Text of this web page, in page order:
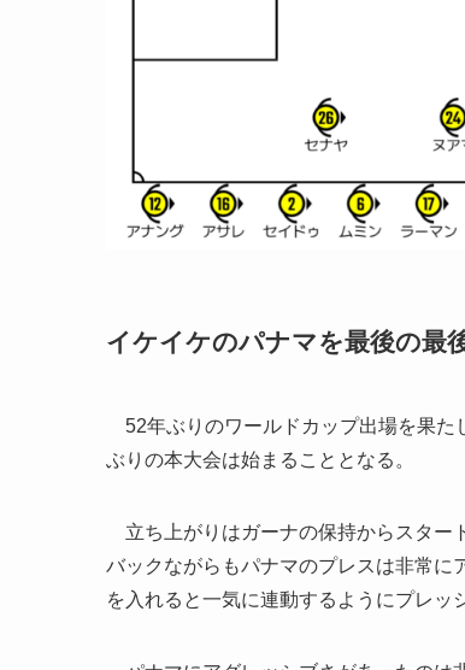
イケイケのパナマを最後の最
52年ぶりのワールドカップ出場を果た
ぶりの本大会は始まることとなる。
立ち上がりはガーナの保持からスター
バックながらもパナマのプレスは非常に
を入れると一気に連動するようにプレッ